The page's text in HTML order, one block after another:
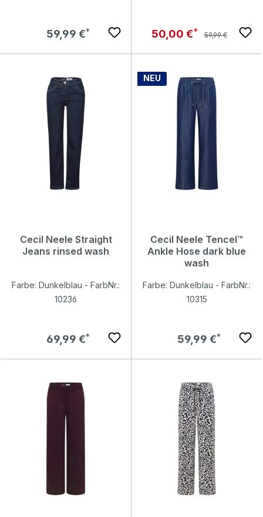
Regulärer Preis:
59,99 € Verkaufspreis:
50,00 € Regulärer Preis:
59,99 €
Cecil Neele Straight
Jeans rinsed wash
Farbe: Dunkelblau - FarbNr.:
10236
Regulärer Preis:
69,99 €
NEU
Cecil Neele Tencel™
Ankle Hose dark blue
wash
Farbe: Dunkelblau - FarbNr.:
10315
Regulärer Preis:
59,99 €